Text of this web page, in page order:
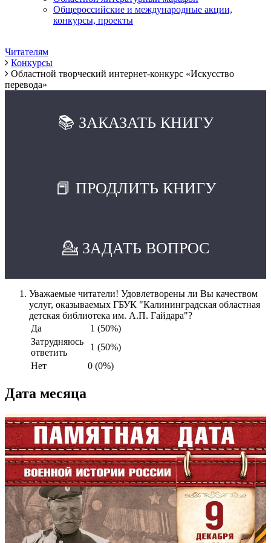
Общероссийские и международные акции,
конкурсы, проекты
Читателям
Конкурсы
Областной творческий интернет-конкурс «Искусство
перевода»
📚 ЗАКАЗАТЬ КНИГУ
📕 ПРОДЛИТЬ КНИГУ
💁 ЗАДАТЬ ВОПРОС
Уважаемые читатели! Удовлетворены ли Вы качеством
услуг, оказываемых ГБУК "Калининградская областная
детская библиотека им. А.П. Гайдара"?
Да
1 (50%)
Затрудняюсь
ответить
1 (50%)
Нет
0 (0%)
Дата месяца